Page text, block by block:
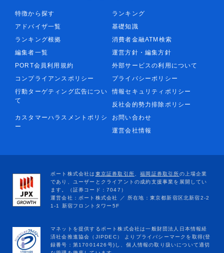
特徴から探す
ランキング
アドバイザ一覧
基礎知識
ランキング根拠
消費者金融ATM検索
編集者一覧
運営方針・編集方針
PORT会員利用規約
外部サービスの利用について
コンプライアンスポリシー
プライバシーポリシー
行動ターゲティング広告につい
て
情報セキュリティポリシー
反社会的勢力排除ポリシー
カスタマーハラスメントポリシ
ー
お問い合わせ
運営会社情報